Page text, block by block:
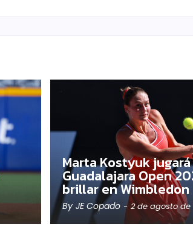
Marta Kostyuk
Guadalajara Open
brillar en Wimbledon
By JE Copado - 2 de agosto de